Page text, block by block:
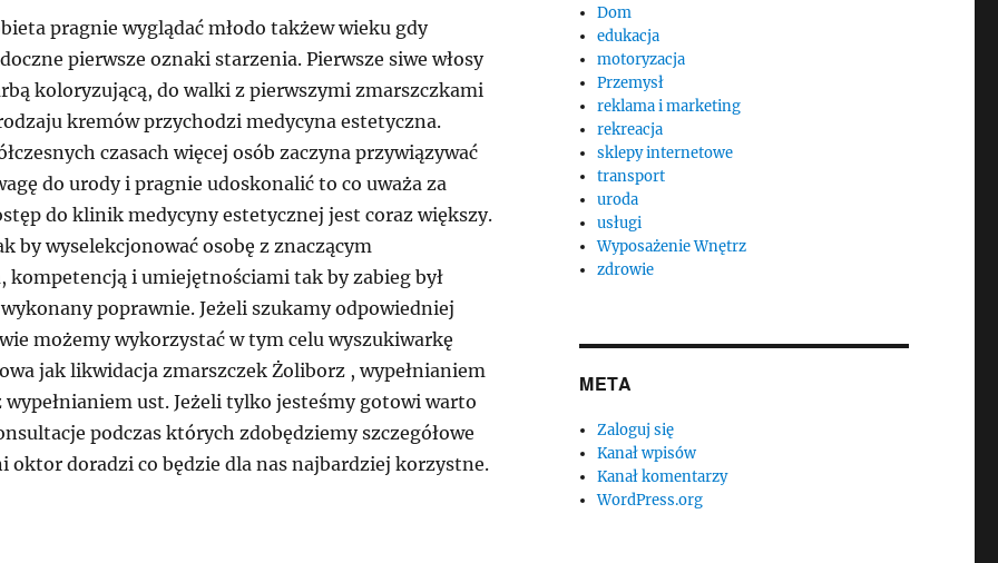
pragnie wyglądać młodo takżew wieku gdy
pierwsze oznaki starzenia. Pierwsze siwe włosy
koloryzującą, do walki z pierwszymi zmarszczkami
kremów przychodzi medycyna estetyczna.
czasach więcej osób zaczyna przywiązywać
do urody i pragnie udoskonalić to co uważa za
do klinik medycyny estetycznej jest coraz większy.
by wyselekcjonować osobę z znaczącym
kompetencją i umiejętnościami tak by zabieg był
poprawnie. Jeżeli szukamy odpowiedniej
możemy wykorzystać w tym celu wyszukiwarkę
jak likwidacja zmarszczek Żoliborz , wypełnianiem
wypełnianiem ust. Jeżeli tylko jesteśmy gotowi warto
podczas których zdobędziemy szczegółowe
oktor doradzi co będzie dla nas najbardziej korzystne.
Dom
edukacja
motoryzacja
Przemysł
reklama i marketing
rekreacja
sklepy internetowe
transport
uroda
usługi
Wyposażenie Wnętrz
zdrowie
META
Zaloguj się
Kanał wpisów
Kanał komentarzy
WordPress.org